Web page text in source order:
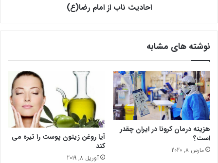
ا
م
ض
ا
(
ع
)
احادیث ناب از امام رضا(ع)
نوشته های مشابه
هزینه درمان کرونا در ایران چقدر
است؟
مارس 8, 2020
آیا روغن زیتون پوست را تیره می
کند
آوریل 8, 2019